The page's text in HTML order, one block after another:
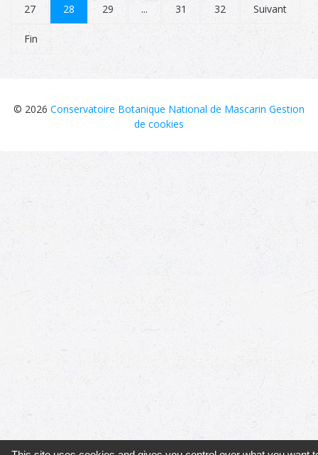
27 28 29 ... 31 32 Suivant
Fin
© 2026 Conservatoire Botanique National de Mascarin Gestion
de cookies